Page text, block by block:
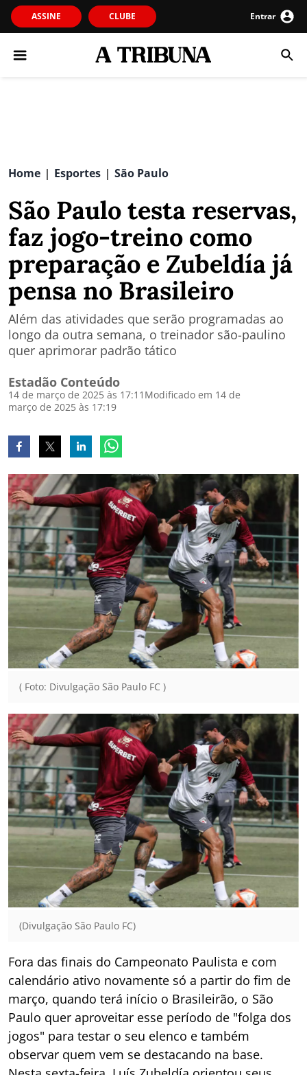
ASSINE CLUBE Entrar
Home | Esportes | São Paulo
São Paulo testa reservas,
faz jogo-treino como
preparação e Zubeldía já
pensa no Brasileiro
Além das atividades que serão programadas ao
longo da outra semana, o treinador são-paulino
quer aprimorar padrão tático
Estadão Conteúdo
14 de março de 2025 às 17:11 Modificado em 14 de
março de 2025 às 17:19
( Foto: Divulgação São Paulo FC )
(Divulgação São Paulo FC)
Fora das finais do Campeonato Paulista e com
calendário ativo novamente só a partir do fim de
março, quando terá início o Brasileirão, o São
Paulo quer aproveitar esse período de "folga dos
jogos" para testar o seu elenco e também
observar quem vem se destacando na base.